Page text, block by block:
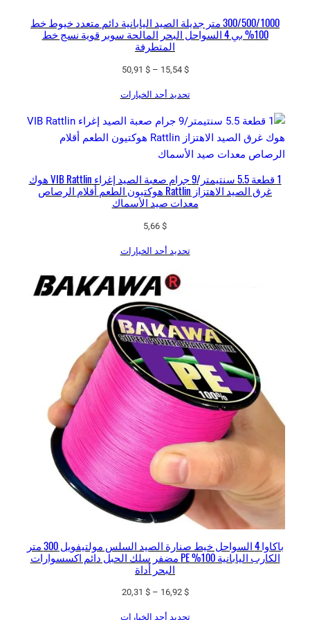
300/500/1000 متر جديلة الصيد اليابانية دائم متعدد خيوط خط
100% بي 4 السواحل البحر المالحة سوبر قوية نسج خط
المتطرفة
15,54 $
–
50,91 $
من
خلال
⁦50,91 $⁩
تحديد أحد الخيارات
1 قطعة 5.5 سنتيمتر/9 جرام صعبة الصيد إغراء VIB Rattlin هوك
غرق الصيد الاهتزاز Rattlin هوكتيون الطعم أقلام الرصاص
معدات صيد الأسماك
5,66 $
تحديد أحد الخيارات
باكاوا 4 السواحل خيط صنارة الصيد السلس مولتيفويل 300 متر
الكارب اليابانية 100% PE مضفر سلك الحبل دائم اكسسوارات
البحر أداة
16,92 $
–
20,31 $
نطاق
تحديد أحد الخيارات